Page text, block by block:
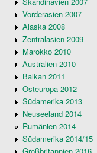
Vorderasien 2007
Alaska 2008
Zentralasien 2009
Marokko 2010
Australien 2010
Balkan 2011
Osteuropa 2012
Südamerika 2013
Neuseeland 2014
Rumänien 2014
Südamerika 2014/15